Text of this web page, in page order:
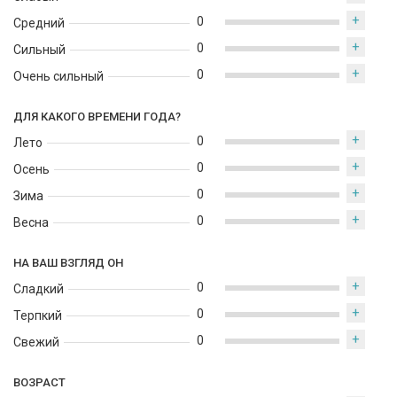
Средний
Сильный
Очень сильный
0 +
0 +
0 +
ДЛЯ КАКОГО ВРЕМЕНИ ГОДА?
Лето
Осень
Зима
Весна
0 +
0 +
0 +
0 +
НА ВАШ ВЗГЛЯД ОН
Сладкий
Терпкий
Свежий
0 +
0 +
0 +
ВОЗРАСТ